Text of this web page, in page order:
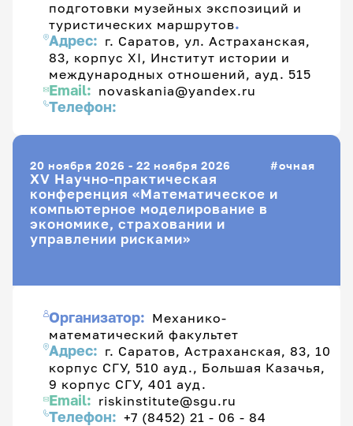
подготовки музейных экспозиций и
туристических маршрутов.
Адрес: г. Саратов, ул. Астраханская,
83, корпус XI, Институт истории и
международных отношений, ауд. 515
Email: novaskania@yandex.ru
Телефон:
20 ноября 2026 - 22 ноября 2026 очная
XV Научно-практическая
конференция «Математическое и
компьютерное моделирование в
экономике, страховании и
управлении рисками»
Организатор: Механико-
математический факультет
Адрес: г. Саратов, Астраханская, 83, 10
корпус СГУ, 510 ауд., Большая Казачья,
9 корпус СГУ, 401 ауд.
Email: riskinstitute@sgu.ru
Телефон: +7 (8452) 21 - 06 - 84